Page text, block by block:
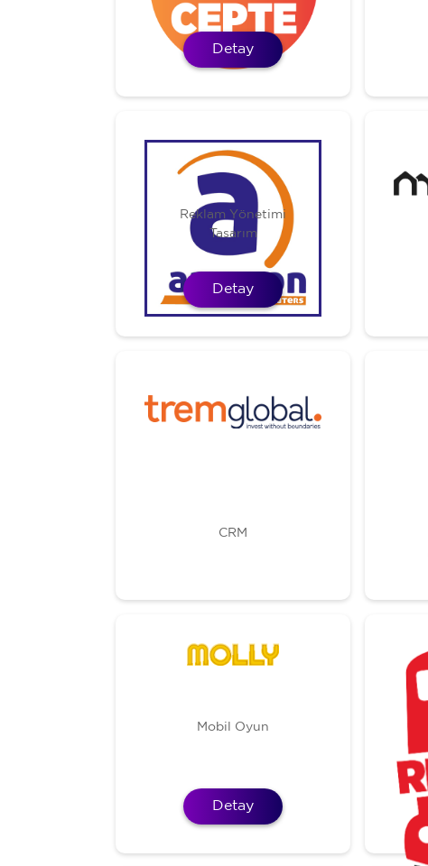
Detay
Reklam Yönetimi
Tasarım
Detay
CRM
Mobil Oyun
Detay